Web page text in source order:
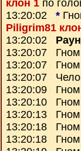
клон 1 по
13:20:02 *
Piligrim81
13:20:02
13:20:07 Гном
13:20:07 Гном
13:20:07
13:20:09 Гном
13:20:10 Гном
13:20:13 Гном
13:20:18 Гном
13:20:18 Гном